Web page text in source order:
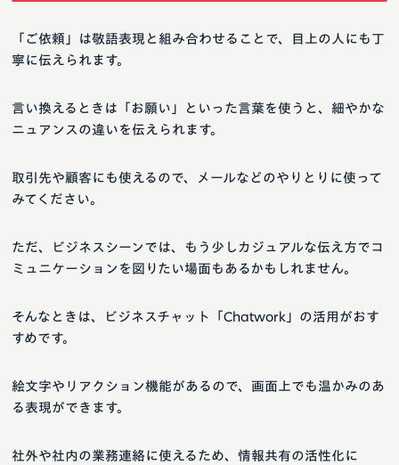
「ご依頼」は敬語表現と組み合わせることで、目上の人にも丁
寧に伝えられます。
言い換えるときは「お願い」といった言葉を使うと、細やかな
ニュアンスの違いを伝えられます。
取引先や顧客にも使えるので、メールなどのやりとりに使って
みてください。
ただ、ビジネスシーンでは、もう少しカジュアルな伝え方でコ
ミュニケーションを図りたい場面もあるかもしれません。
そんなときは、ビジネスチャット「Chatwork」の活用がおす
すめです。
絵文字やリアクション機能があるので、画面上でも温かみのあ
る表現ができます。
社外や社内の業務連絡に使えるため、情報共有の活性化に